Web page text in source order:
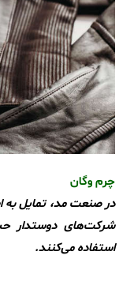
چرم وگان
در صنعت مد، تمایل به
شرکت‌های دوستدار
استفاده می‌کنند.